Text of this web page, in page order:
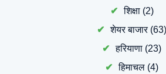
शिक्षा(2)
शेयर बाजार(63)
हरियाणा (23)
हिमाचल (4)